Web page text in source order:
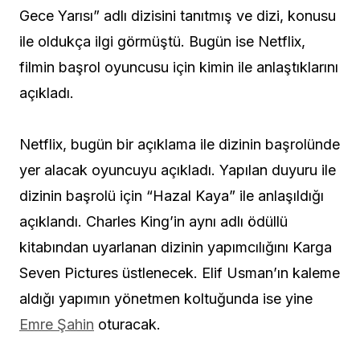
Gece Yarısı” adlı dizisini tanıtmış ve dizi, konusu
ile oldukça ilgi görmüştü. Bugün ise Netflix,
filmin başrol oyuncusu için kimin ile anlaştıklarını
açıkladı.
Netflix, bugün bir açıklama ile dizinin başrolünde
yer alacak oyuncuyu açıkladı. Yapılan duyuru ile
dizinin başrolü için “Hazal Kaya” ile anlaşıldığı
açıklandı. Charles King’in aynı adlı ödüllü
kitabından uyarlanan dizinin yapımcılığını Karga
Seven Pictures üstlenecek. Elif Usman’ın kaleme
aldığı yapımın yönetmen koltuğunda ise yine
Emre Şahin oturacak.